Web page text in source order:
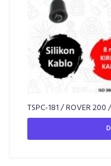
TSPC-181 / ROVER 200